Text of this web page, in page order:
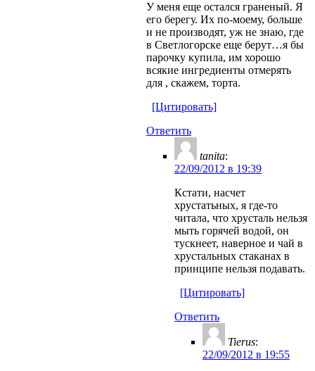
У меня еще остался граненый. Я
его берегу. Их по-моему, больше
и не производят, уж не знаю, где
в Светлогорске еще берут…я бы
парочку купила, им хорошо
всякие ингредиенты отмерять
для , скажем, торта.
[Цитировать]
Ответить
tanita:
22/09/2012 в 19:39
Кстати, насчет
хрустатьных, я где-то
читала, что хрусталь нельзя
мыть горячей водой, он
тускнеет, наверное и чай в
хрустальных стаканах в
принципе нельзя подавать.
[Цитировать]
Ответить
Tierus:
22/09/2012 в 19:55